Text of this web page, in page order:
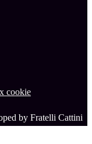
cookie
by Fratelli Cattini